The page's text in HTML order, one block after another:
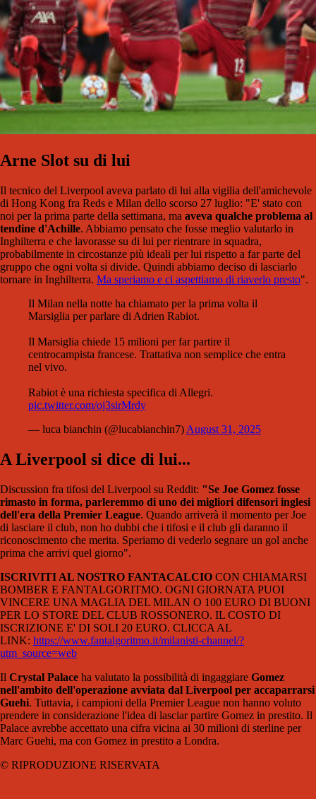
Arne Slot su di lui
Il tecnico del Liverpool aveva parlato di lui alla vigilia dell'amichevole
di Hong Kong fra Reds e Milan dello scorso 27 luglio: "E' stato con
noi per la prima parte della settimana, ma aveva qualche problema al
tendine d'Achille. Abbiamo pensato che fosse meglio valutarlo in
Inghilterra e che lavorasse su di lui per rientrare in squadra,
probabilmente in circostanze più ideali per lui rispetto a far parte del
gruppo che ogni volta si divide. Quindi abbiamo deciso di lasciarlo
tornare in Inghilterra. Ma speriamo e ci aspettiamo di riaverlo presto".
Il Milan nella notte ha chiamato per la prima volta il
Marsiglia per parlare di Adrien Rabiot.
Il Marsiglia chiede 15 milioni per far partire il
centrocampista francese. Trattativa non semplice che entra
nel vivo.
Rabiot è una richiesta specifica di Allegri.
pic.twitter.com/oj3sirMrdy
— luca bianchin (@lucabianchin7) August 31, 2025
A Liverpool si dice di lui...
Discussion fra tifosi del Liverpool su Reddit: "Se Joe Gomez fosse
rimasto in forma, parleremmo di uno dei migliori difensori inglesi
dell'era della Premier League. Quando arriverà il momento per Joe
di lasciare il club, non ho dubbi che i tifosi e il club gli daranno il
riconoscimento che merita. Speriamo di vederlo segnare un gol anche
prima che arrivi quel giorno".
ISCRIVITI AL NOSTRO FANTACALCIO CON CHIAMARSI
BOMBER E FANTALGORITMO. OGNI GIORNATA PUOI
VINCERE UNA MAGLIA DEL MILAN O 100 EURO DI BUONI
PER LO STORE DEL CLUB ROSSONERO. IL COSTO DI
ISCRIZIONE E' DI SOLI 20 EURO. CLICCA AL
LINK: https://www.fantalgoritmo.it/milanisti-channel/?
utm_source=web
Il Crystal Palace ha valutato la possibilità di ingaggiare Gomez
nell'ambito dell'operazione avviata dal Liverpool per accaparrarsi
Guehi. Tuttavia, i campioni della Premier League non hanno voluto
prendere in considerazione l'idea di lasciar partire Gomez in prestito. Il
Palace avrebbe accettato una cifra vicina ai 30 milioni di sterline per
Marc Guehi, ma con Gomez in prestito a Londra.
© RIPRODUZIONE RISERVATA